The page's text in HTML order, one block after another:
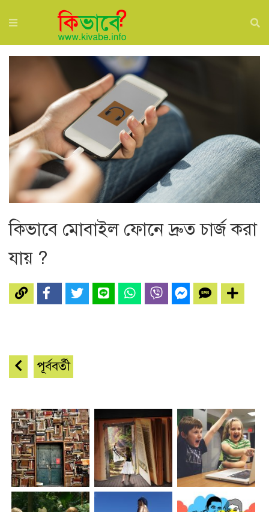
কিভাবে মোবাইল ফোনে দ্রুত চার্জ করা
যায় ?
পূর্ববর্তী